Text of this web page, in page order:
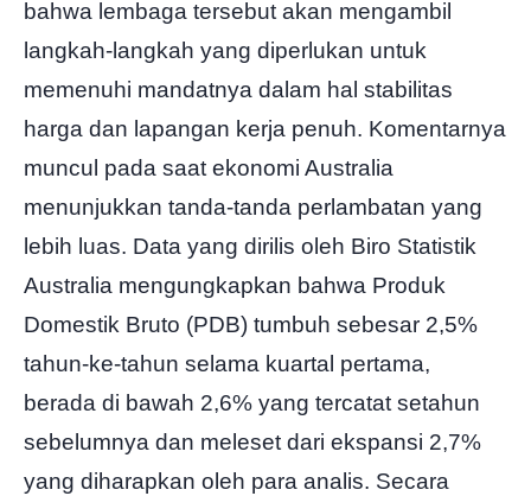
bahwa lembaga tersebut akan mengambil
langkah-langkah yang diperlukan untuk
memenuhi mandatnya dalam hal stabilitas
harga dan lapangan kerja penuh. Komentarnya
muncul pada saat ekonomi Australia
menunjukkan tanda-tanda perlambatan yang
lebih luas. Data yang dirilis oleh Biro Statistik
Australia mengungkapkan bahwa Produk
Domestik Bruto (PDB) tumbuh sebesar 2,5%
tahun-ke-tahun selama kuartal pertama,
berada di bawah 2,6% yang tercatat setahun
sebelumnya dan meleset dari ekspansi 2,7%
yang diharapkan oleh para analis. Secara